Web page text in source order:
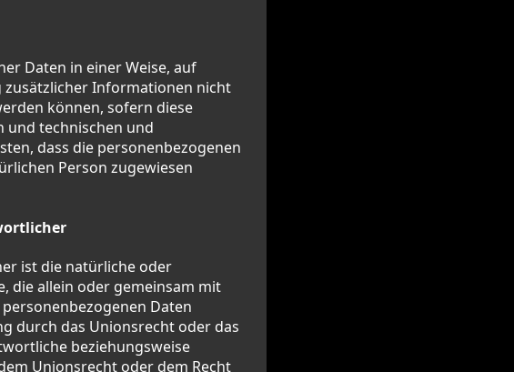
Daten in einer Weise, auf
zusätzlicher Informationen nicht
können, sofern diese
technischen und
dass die personenbezogenen
Person zugewiesen
ist die natürliche oder
die allein oder gemeinsam mit
Daten
durch das Unionsrecht oder das
beziehungsweise
Unionsrecht oder dem Recht